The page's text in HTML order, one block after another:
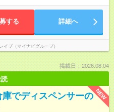
する 詳細へ
イブ（マイナビグループ）
掲載日：2026.08.04
NEW
でディスペンサーの